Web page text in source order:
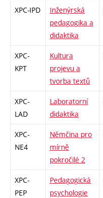
XPC-IPD
Inženýrská
pedagogika a
didaktika
XPC-
KPT
Kultura
projevu a
tvorba textů
XPC-
LAD
Laboratorní
didaktika
XPC-
NE4
Němčina pro
mírně
pokročilé 2
XPC-
PEP
Pedagogická
psychologie